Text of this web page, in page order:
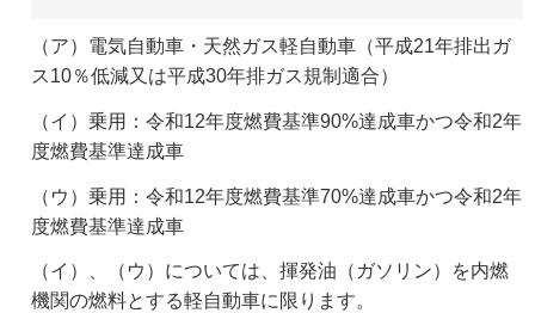
（ア）電気自動車・天然ガス軽自動車（平成21年排出ガ
ス10％低減又は平成30年排ガス規制適合）
（イ）乗用：令和12年度燃費基準90%達成車かつ令和2年
度燃費基準達成車
（ウ）乗用：令和12年度燃費基準70%達成車かつ令和2年
度燃費基準達成車
（イ）、（ウ）については、揮発油（ガソリン）を内燃
機関の燃料とする軽自動車に限ります。